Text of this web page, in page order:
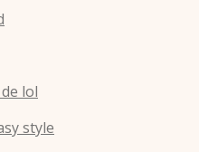
lol
style